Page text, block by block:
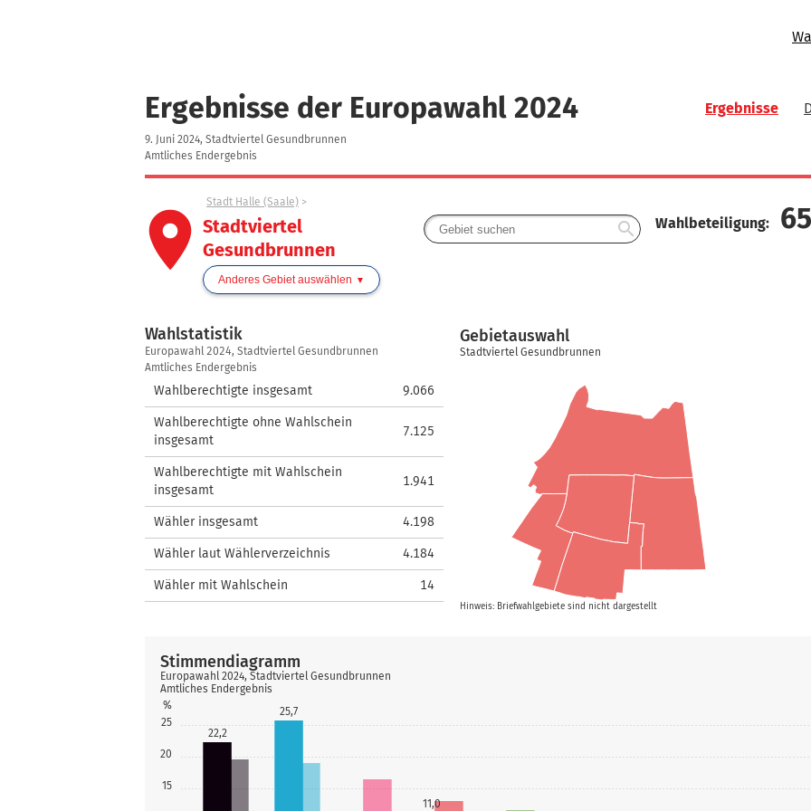
Ergebnisse der Europawahl 2024
9. Juni 2024, Stadtviertel Gesundbrunnen
Amtliches Endergebnis
Ergebnisse
place
Stadt Halle (Saale)
Stadtviertel
Gesundbrunnen
Anderes Gebiet auswählen
search Wahlbeteiligung:
Wahlstatistik
Wahlstatistik
Europawahl 2024, Stadtviertel Gesundbrunnen
Amtliches Endergebnis
Wahlberechtigte insgesamt 9.066
Wahlberechtigte ohne Wahlschein
insgesamt
7.125
Wahlberechtigte mit Wahlschein
insgesamt
1.941
Wähler insgesamt 4.198
Wähler laut Wählerverzeichnis 4.184
Wähler mit Wahlschein 14
Hinweis: Briefwahlgebiete sind nicht dargestellt
Gebietauswahl
Stadtviertel Gesundbrunnen
15
20
25
%
22,2
25,7
11,0
Stimmendiagramm
Europawahl 2024, Stadtviertel Gesundbrunnen
Amtliches Endergebnis